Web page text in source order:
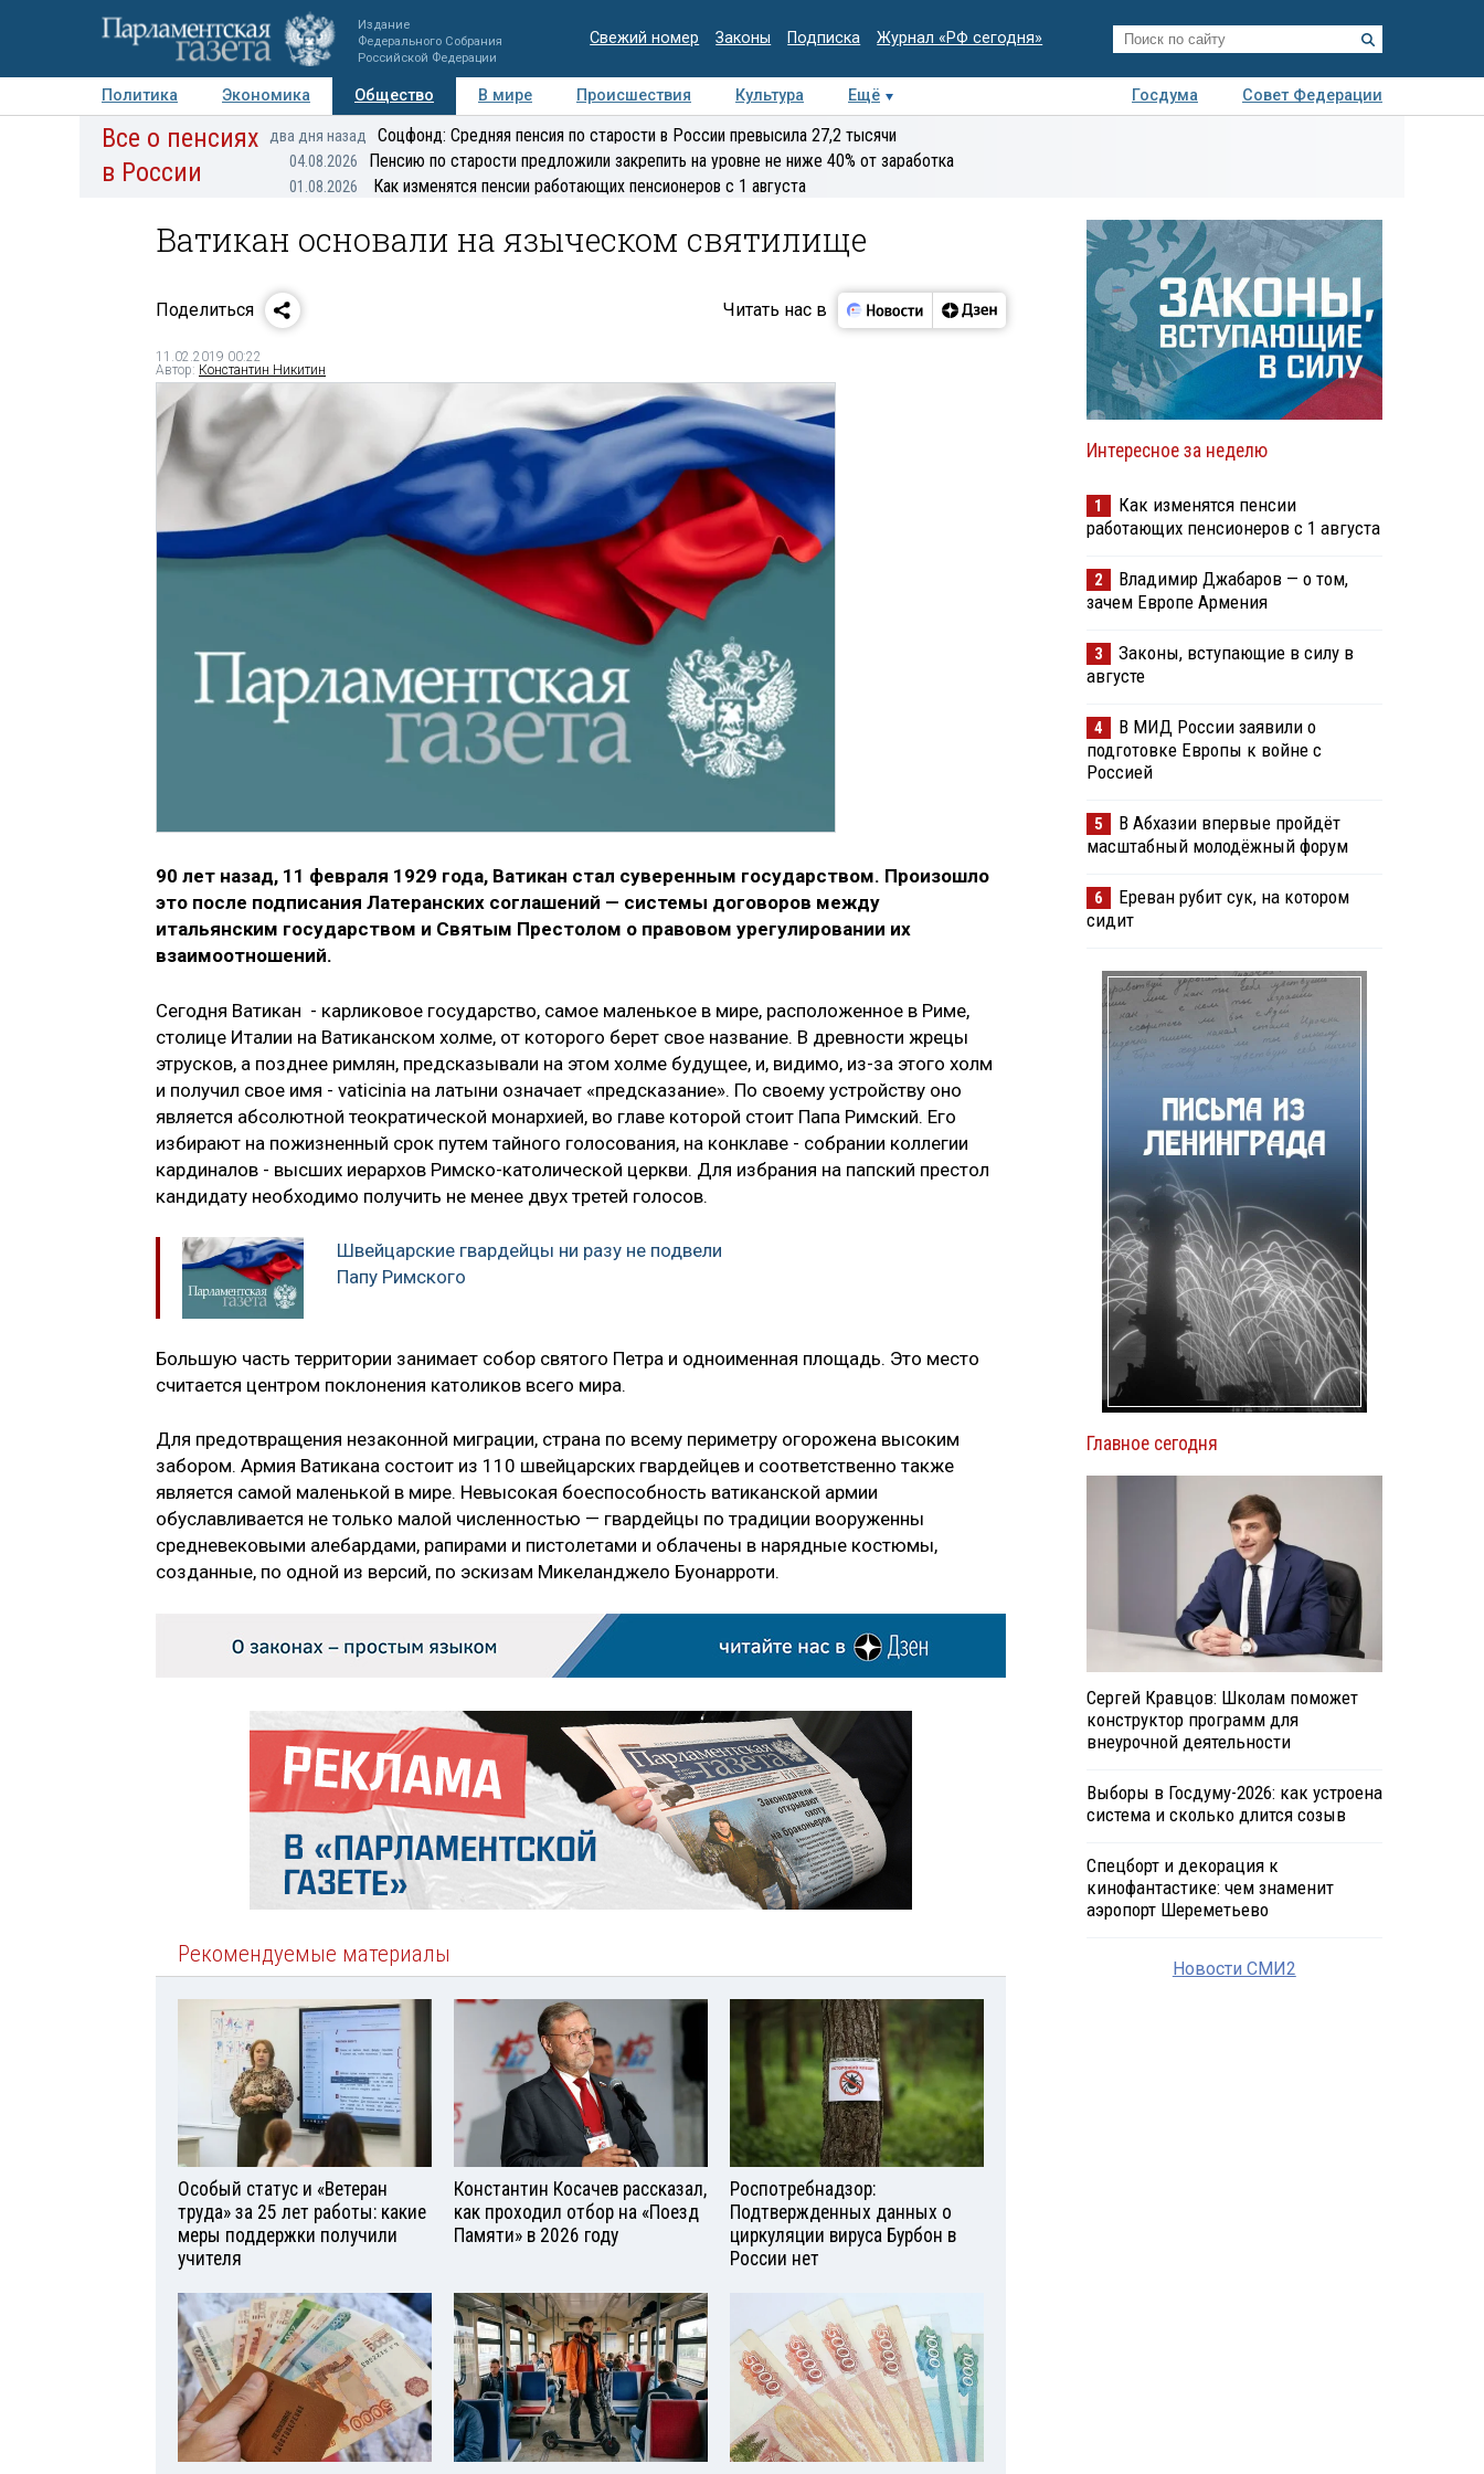
Издание
Федерального Собрания
Российской Федерации
Свежий номер Законы Подписка Журнал «РФ сегодня»
Политика Экономика Общество В мире Происшествия Культура Ещё Госдума
Совет Федерации
Авторы Персоны Мнения Регионы Медиацентр Интервью Колумнисты
Все о пенсиях
в России
два дня назад Соцфонд: Средняя пенсия по старости в России превысила 27,2 тысячи
04.08.2026 Пенсию по старости предложили закрепить на уровне не ниже 40% от заработка
01.08.2026 Как изменятся пенсии работающих пенсионеров с 1 августа
Ватикан основали на языческом святилище
Поделиться Читать нас в
11.02.2019 00:22
Автор: Константин Никитин
90 лет назад, 11 февраля 1929 года, Ватикан стал суверенным государством. Произошло
это после подписания Латеранских соглашений — системы договоров между
итальянским государством и Святым Престолом о правовом урегулировании их
взаимоотношений.
Сегодня Ватикан - карликовое государство, самое маленькое в мире, расположенное в Риме,
столице Италии на Ватиканском холме, от которого берет свое название. В древности жрецы
этрусков, а позднее римлян, предсказывали на этом холме будущее, и, видимо, из-за этого холм
и получил свое имя - vaticinia на латыни означает «предсказание». По своему устройству оно
является абсолютной теократической монархией, во главе которой стоит Папа Римский. Его
избирают на пожизненный срок путем тайного голосования, на конклаве - собрании коллегии
кардиналов - высших иерархов Римско-католической церкви. Для избрания на папский престол
кандидату необходимо получить не менее двух третей голосов.
Швейцарские гвардейцы ни разу не подвели
Папу Римского
Большую часть территории занимает собор святого Петра и одноименная площадь. Это место
считается центром поклонения католиков всего мира.
Для предотвращения незаконной миграции, страна по всему периметру огорожена высоким
забором. Армия Ватикана состоит из 110 швейцарских гвардейцев и соответственно также
является самой маленькой в мире. Невысокая боеспособность ватиканской армии
обуславливается не только малой численностью — гвардейцы по традиции вооруженны
средневековыми алебардами, рапирами и пистолетами и облачены в нарядные костюмы,
созданные, по одной из версий, по эскизам Микеланджело Буонарроти.
Рекомендуемые материалы
Особый статус и «Ветеран
труда» за 25 лет работы: какие
меры поддержки получили
учителя
Константин Косачев рассказал,
как проходил отбор на «Поезд
Памяти» в 2026 году
Роспотребнадзор:
Подтвержденных данных о
циркуляции вируса Бурбон в
России нет
Интересное за неделю
1
Как изменятся пенсии
работающих пенсионеров с 1 августа
2
Владимир Джабаров — о том,
зачем Европе Армения
3
Законы, вступающие в силу в
августе
4
В МИД России заявили о
подготовке Европы к войне с
Россией
5
В Абхазии впервые пройдёт
масштабный молодёжный форум
6
Ереван рубит сук, на котором
сидит
Главное сегодня
Сергей Кравцов: Школам поможет
конструктор программ для
внеурочной деятельности
Выборы в Госдуму-2026: как устроена
система и сколько длится созыв
Спецборт и декорация к
кинофантастике: чем знаменит
аэропорт Шереметьево
Новости СМИ2